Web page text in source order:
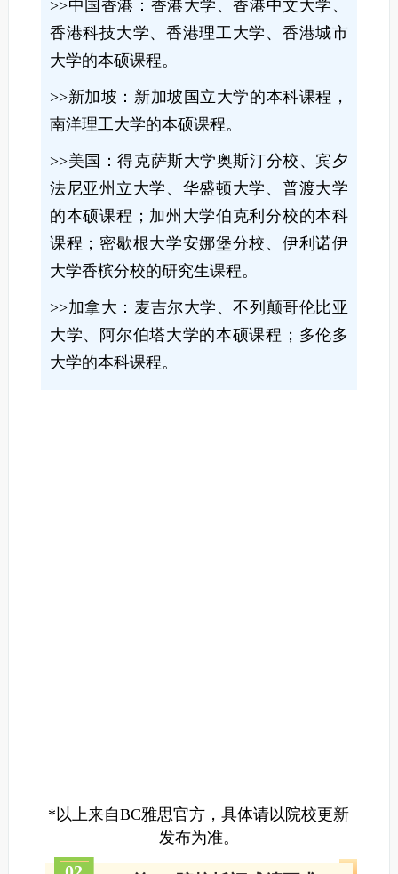
>>中国香港：香港大学、香港中文大学、
香港科技大学、香港理工大学、香港城市
大学的本硕课程。
>>新加坡：新加坡国立大学的本科课程，
南洋理工大学的本硕课程。
>>美国：得克萨斯大学奥斯汀分校、宾夕
法尼亚州立大学、华盛顿大学、普渡大学
的本硕课程；加州大学伯克利分校的本科
课程；密歇根大学安娜堡分校、伊利诺伊
大学香槟分校的研究生课程。
>>加拿大：麦吉尔大学、不列颠哥伦比亚
大学、阿尔伯塔大学的本硕课程；多伦多
大学的本科课程。
*以上来自BC雅思官方，具体请以院校更新
发布为准。